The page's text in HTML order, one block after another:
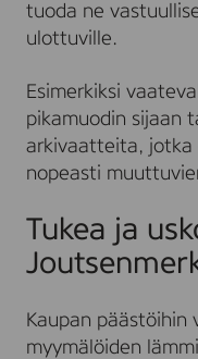
tuoda ne
ulottuville.
Esimerkiksi
pikamuodin sijaan
arkivaatteita, jotka
nopeasti
Tukea ja
Kaupan päästöihin
myymälöiden